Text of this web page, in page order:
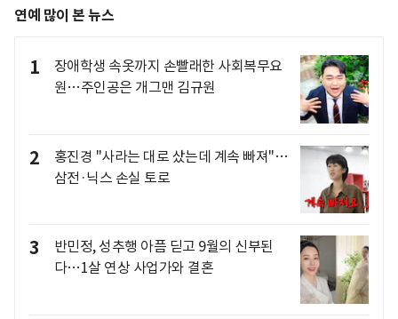
연예 많이 본 뉴스
1
장애학생 속옷까지 손빨래한 사회복무요
원…주인공은 개그맨 김규원
2
홍진경 "사라는 대로 샀는데 계속 빠져"…
삼전·닉스 손실 토로
3
반민정, 성추행 아픔 딛고 9월의 신부된
다…1살 연상 사업가와 결혼